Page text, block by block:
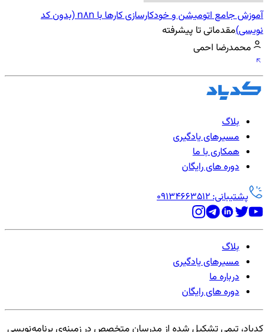
آموزش جامع اتومیشن و خودکارسازی کارها با n8n (بدون کد
نویسی)مقدماتی تا پیشرفته
محمدرضا احمی
بلاگ
مسیرهای یادگیری
همکاری با ما
دوره های رایگان
پشتیبانی: 09134663512
بلاگ
مسیرهای یادگیری
درباره ما
دوره های رایگان